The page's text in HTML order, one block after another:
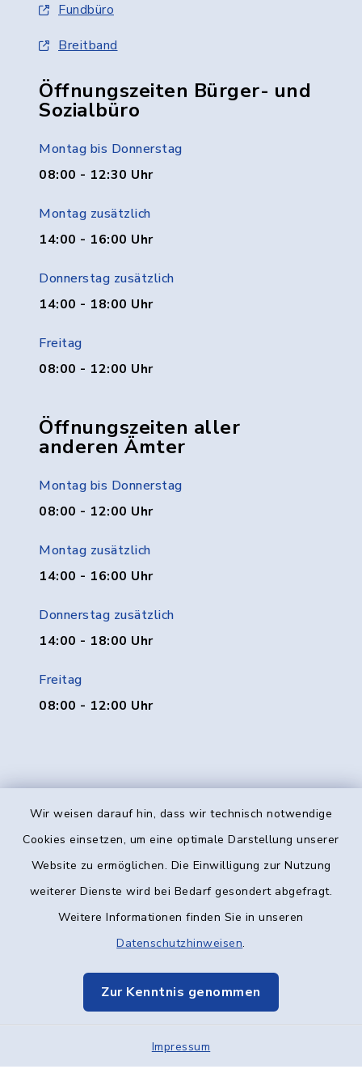
Wir weisen darauf hin, dass wir technisch notwendige
Cookies einsetzen, um eine optimale Darstellung unserer
Website zu ermöglichen. Die Einwilligung zur Nutzung
weiterer Dienste wird bei Bedarf gesondert abgefragt.
Weitere Informationen finden Sie in unseren
Datenschutzhinweisen.
Zur Kenntnis genommen
Impressum
Fundbüro
Breitband
Öffnungszeiten Bürger- und
Sozialbüro
Montag bis Donnerstag
08:00 - 12:30 Uhr
Montag zusätzlich
14:00 - 16:00 Uhr
Donnerstag zusätzlich
14:00 - 18:00 Uhr
Freitag
08:00 - 12:00 Uhr
Öffnungszeiten aller
anderen Ämter
Montag bis Donnerstag
08:00 - 12:00 Uhr
Montag zusätzlich
14:00 - 16:00 Uhr
Donnerstag zusätzlich
14:00 - 18:00 Uhr
Freitag
08:00 - 12:00 Uhr
Kontakt
Datenschutz
Elektronische Kommunikation
Sitemap